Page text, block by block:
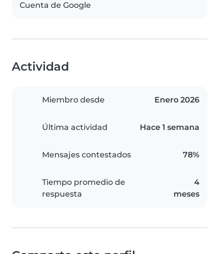
Cuenta de Google
Actividad
Miembro desde Enero 2026
Última actividad Hace 1 semana
Mensajes contestados 78%
Tiempo promedio de
respuesta
4
meses